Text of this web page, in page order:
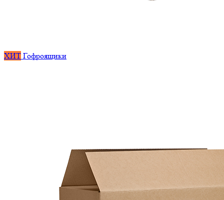
ХИТ Гофроящики